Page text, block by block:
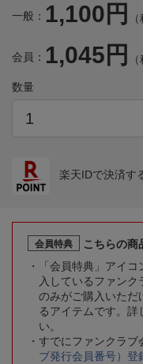
一般： 1,100円
会員： 1,045円
数量
楽天IDで決済す
会員特典
こちらの商
「会員特典」アイ
入しているファン
のみがご購入いただ
るアイテムです。詳
い。
すでにファンクラブ
ブ発行会員番号）登